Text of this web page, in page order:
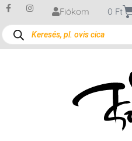
Fiókom 0 Ft